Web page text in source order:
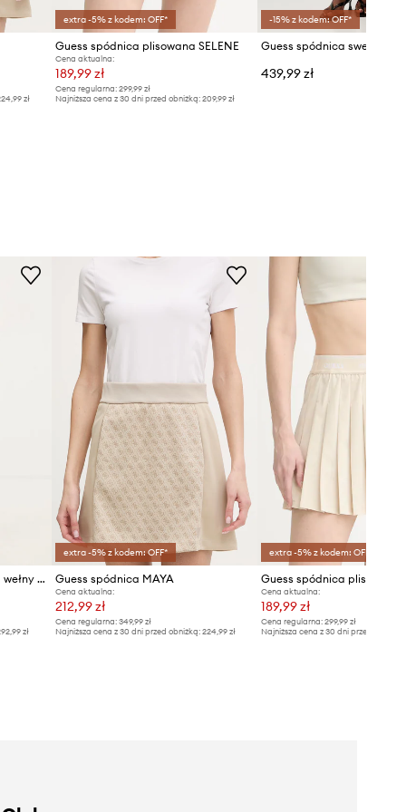
zł
extra -5% z kodem: OFF*
Guess spódnica plisowana SELENE
Cena aktualna:
189,99 zł
Cena regularna:299,99 zł
Najniższa cena z 30 dni przed obniżką:209,99 zł
-15% z kodem: OFF*
439,99 zł
Guess spódnica z domieszką wełny 4G
zł
extra -5% z kodem: OFF*
Guess spódnica MAYA
Cena aktualna:
212,99 zł
Cena regularna:349,99 zł
Najniższa cena z 30 dni przed obniżką:224,99 zł
extra -5% z kodem: OFF*
Guess spódnica plisowana
Cena aktualna:
189,99 zł
Cena regularna: 299,99 zł
Najniższa cena z 30 dni przed obniżką: